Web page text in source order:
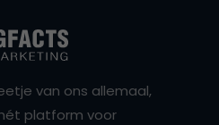
van ons allemaal,
platform voor